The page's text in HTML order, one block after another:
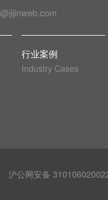
行业案例
Industry Cases
沪公网安备